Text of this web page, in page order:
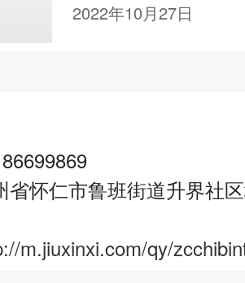
2022年10月27日
省怀仁市鲁班街道升界社
m.jiuxinxi.com/qy/